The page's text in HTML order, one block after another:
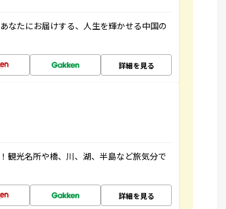
なたにお届けする、人生を輝かせる中国の
詳細を見る
観光名所や橋、川、湖、半島など旅気分で
詳細を見る